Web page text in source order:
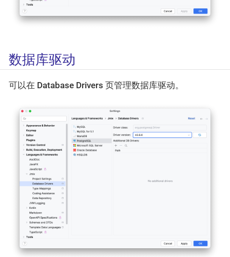
数据库驱动
可以在 Database Drivers 页管理数据库驱动。